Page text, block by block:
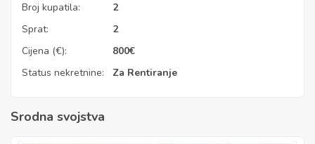
Broj kupatila:
2
Sprat:
2
Cijena (€):
800€
Status nekretnine:
Za Rentiranje
Srodna svojstva